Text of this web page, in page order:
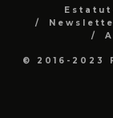
© 2016-2023